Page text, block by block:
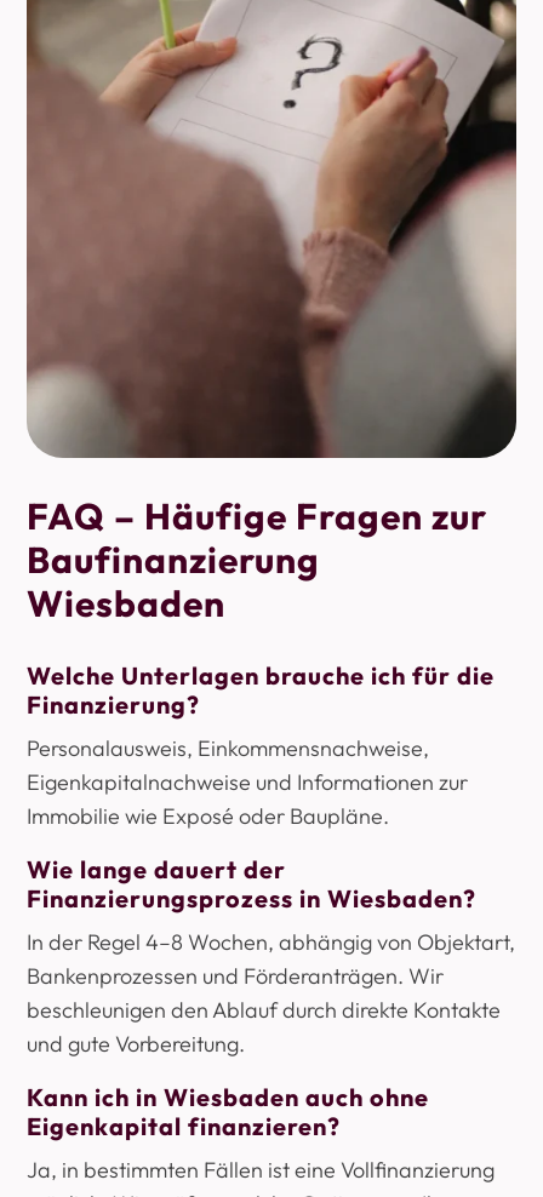
FAQ – Häufige Fragen zur
Baufinanzierung
Wiesbaden
Welche Unterlagen brauche ich für die
Finanzierung?
Personalausweis, Einkommensnachweise,
Eigenkapitalnachweise und Informationen zur
Immobilie wie Exposé oder Baupläne.
Wie lange dauert der
Finanzierungsprozess in Wiesbaden?
In der Regel 4–8 Wochen, abhängig von Objektart,
Bankenprozessen und Förderanträgen. Wir
beschleunigen den Ablauf durch direkte Kontakte
und gute Vorbereitung.
Kann ich in Wiesbaden auch ohne
Eigenkapital finanzieren?
Ja, in bestimmten Fällen ist eine Vollfinanzierung